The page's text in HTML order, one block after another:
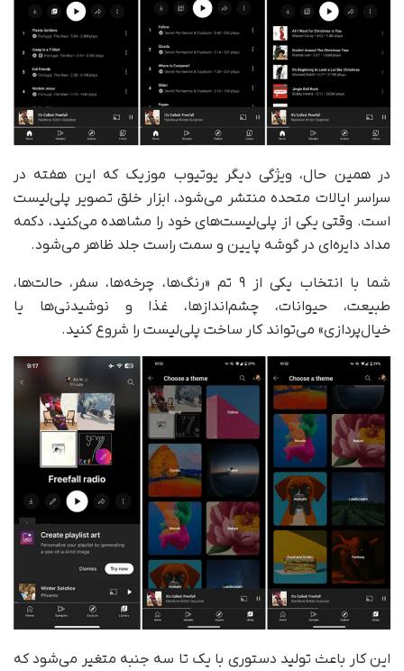
در همین حال، ویژگی دیگر یوتیوب موزیک که این هفته در
سراسر ایالات متحده منتشر می‌شود، ابزار خلق تصویر پلی‌لیست
است. وقتی یکی از پلی‌لیست‌های خود را مشاهده می‌کنید، دکمه
مداد دایره‌ای در گوشه پایین و سمت راست جلد ظاهر می‌شود.
شما با انتخاب یکی از ۹ تم «رنگ‌ها، چرخه‌ها، سفر، حالت‌ها،
طبیعت، حیوانات، چشم‌اندازها، غذا و نوشیدنی‌ها یا
خیال‌پردازی» می‌تواند کار ساخت پلی‌لیست را شروع کنید.
این کار باعث تولید دستوری با یک تا سه جنبه متغیر می‌شود که